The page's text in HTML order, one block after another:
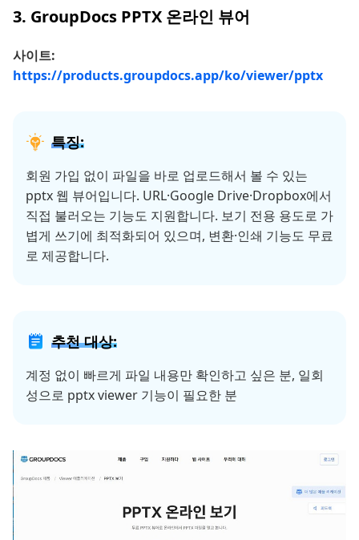
3. GroupDocs PPTX 온라인 뷰어
사이트:
https://products.groupdocs.app/ko/viewer/pptx
특징:
회원 가입 없이 파일을 바로 업로드해서 볼 수 있는
pptx 웹 뷰어입니다. URL·Google Drive·Dropbox에서
직접 불러오는 기능도 지원합니다. 보기 전용 용도로 가
볍게 쓰기에 최적화되어 있으며, 변환·인쇄 기능도 무료
로 제공합니다.
추천 대상:
계정 없이 빠르게 파일 내용만 확인하고 싶은 분, 일회
성으로 pptx viewer 기능이 필요한 분